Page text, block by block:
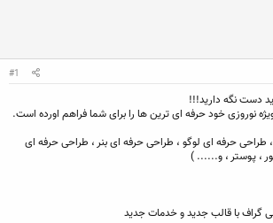
#1
دست نگه دارید!!!
نوروزی خود حرفه ای ترین ها را برای شما فراهم اورده است.
حرفه ای لوگو ، طراحی حرفه ای بنر ، طراحی حرفه ای
، پوستر ، و...... )
گراف با قالب جدید و خدمات جدید